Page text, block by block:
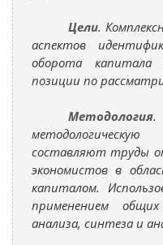
Цели.
аспектов
оборота капитала
позиции по
Методология
составляют труды
экономистов в
капиталом.
применением
анализа, синтеза и